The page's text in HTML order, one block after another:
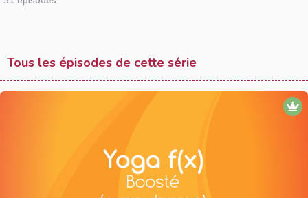
Tous les épisodes de cette série